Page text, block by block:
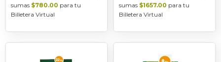
sumas $780.00 para tu
Billetera Virtual
sumas $1657.00 para tu
Billetera Virtual